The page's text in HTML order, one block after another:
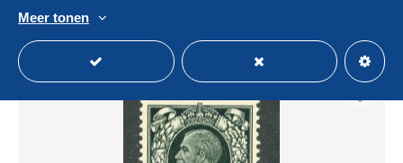
Statuut
Meer tonen